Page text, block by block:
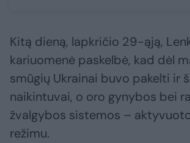
Kitą dieną, lapkričio 29-ąją,
kariuomenė paskelbė, kad dėl
smūgių Ukrainai buvo pakelti ir
naikintuvai, o oro gynybos bei
žvalgybos sistemos –
režimu.